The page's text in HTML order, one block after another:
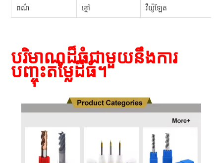
ពណ៌ ខ្មៅ វីយ៉ូឡែត
បរិមាណដ៏ធំជាមួយនឹងការ
បញ្ចុះតម្លៃដ៏ធំ។